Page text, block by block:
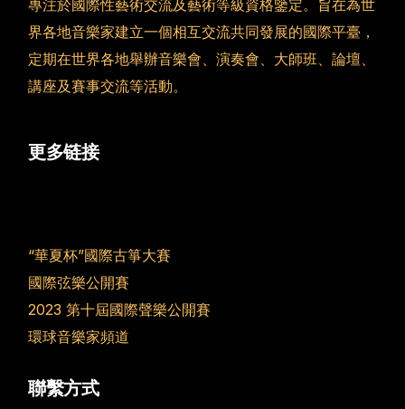
專注於國際性藝術交流及藝術等級資格鑒定。旨在為世
界各地音樂家建立一個相互交流共同發展的國際平臺，
定期在世界各地舉辦音樂會、演奏會、大師班、論壇、
講座及賽事交流等活動。
更多链接
“華夏杯”國際古箏大賽
國際弦樂公開賽
2023 第十屆國際聲樂公開賽
環球音樂家頻道
聯繫方式